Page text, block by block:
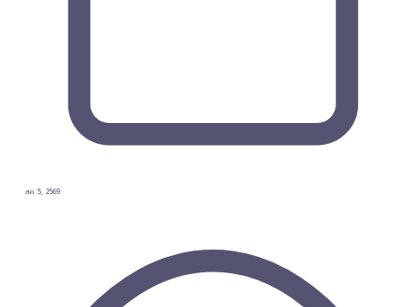
ส.ค. 5, 2569